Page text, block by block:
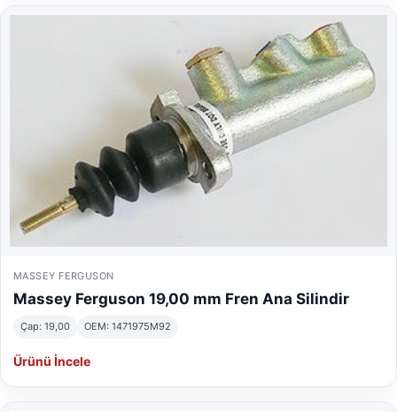
MASSEY FERGUSON
Massey Ferguson 19,00 mm Fren Ana Silindir
Çap: 19,00 OEM: 1471975M92
Ürünü İncele